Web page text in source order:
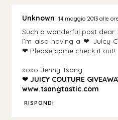
Unknown 14 maggio 2013 alle
Such a wonderful post dear
I’m also having a ❤ Juicy
❤ Please come check it out!
xoxo Jenny Tsang
❤ JUICY COUTURE
www.tsangtastic.com
RISPONDI